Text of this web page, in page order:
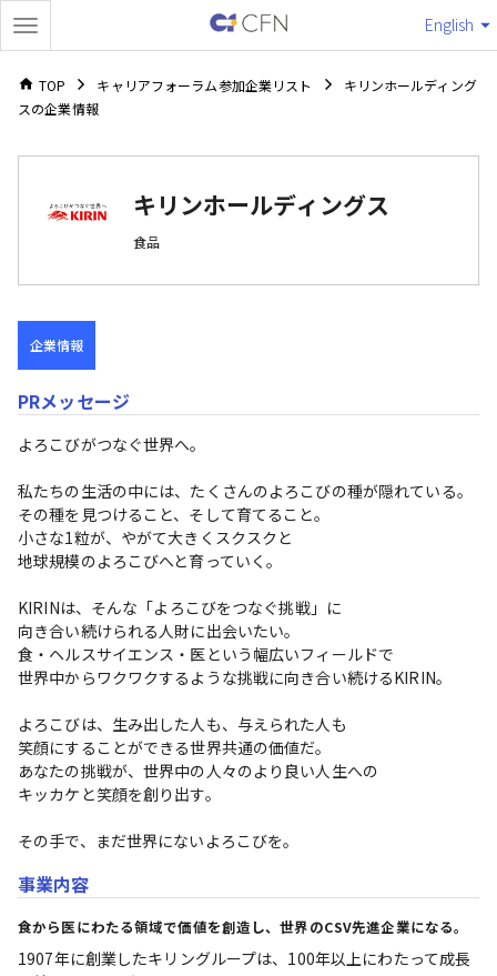
English
TOP キャリアフォーラム参加企業リスト
キリンホールディング
スの企業情報
キリンホールディングス
食品
企業情報
PRメッセージ
よろこびがつなぐ世界へ。
私たちの生活の中には、たくさんのよろこびの種が隠れている。
その種を見つけること、そして育てること。
小さな1粒が、やがて大きくスクスクと
地球規模のよろこびへと育っていく。
KIRINは、そんな「よろこびをつなぐ挑戦」に
向き合い続けられる人財に出会いたい。
食・ヘルスサイエンス・医という幅広いフィールドで
世界中からワクワクするような挑戦に向き合い続けるKIRIN。
よろこびは、生み出した人も、与えられた人も
笑顔にすることができる世界共通の価値だ。
あなたの挑戦が、世界中の人々のより良い人生への
キッカケと笑顔を創り出す。
その手で、まだ世界にないよろこびを。
事業内容
食から医にわたる領域で価値を創造し、世界のCSV先進企業になる。
1907年に創業したキリングループは、100年以上にわたって成長